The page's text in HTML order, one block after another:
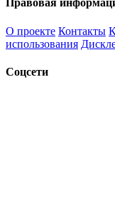
Правовая
О проекте Контакты
использования
Соцсети